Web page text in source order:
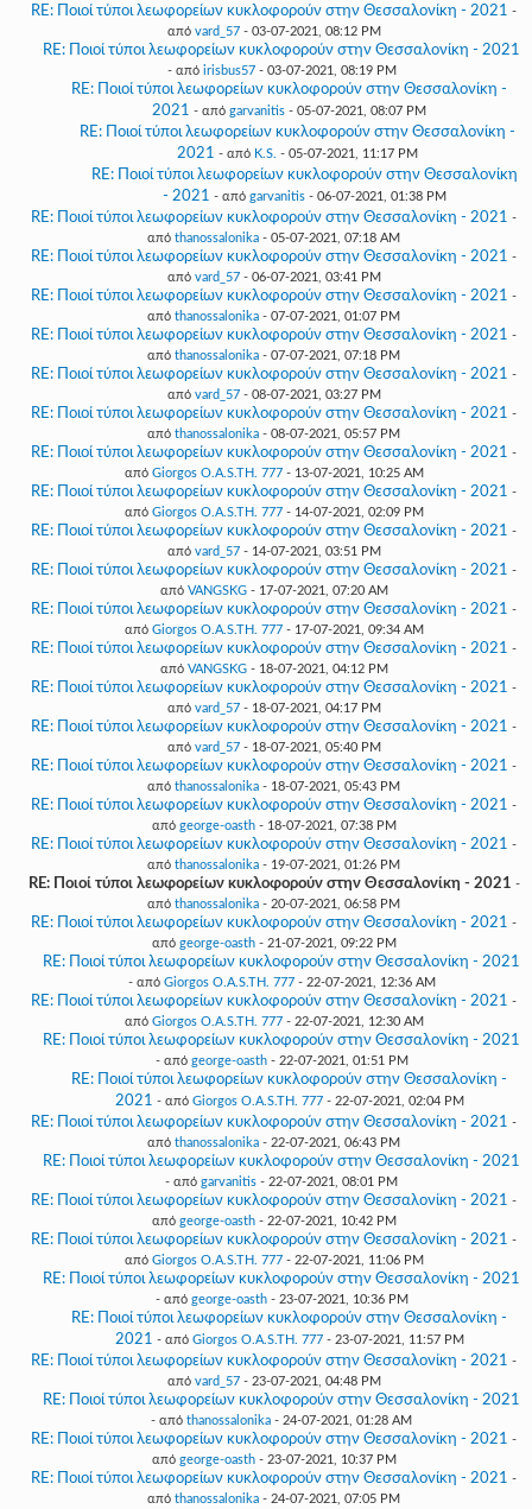
RE: Ποιοί τύποι λεωφορείων κυκλοφορούν στην Θεσσαλονίκη - 2021 -
από vard_57- 03-07-2021, 08:12 PM
RE: Ποιοί τύποι λεωφορείων κυκλοφορούν στην Θεσσαλονίκη - 2021
- από irisbus57- 03-07-2021, 08:19 PM
RE: Ποιοί τύποι λεωφορείων κυκλοφορούν στην Θεσσαλονίκη -
2021 - από garvanitis - 05-07-2021, 08:07 PM
RE: Ποιοί τύποι λεωφορείων κυκλοφορούν στην Θεσσαλονίκη -
2021 - από K.S. - 05-07-2021, 11:17 PM
RE: Ποιοί τύποι λεωφορείων κυκλοφορούν στην Θεσσαλονίκη
- 2021 - από garvanitis - 06-07-2021, 01:38 PM
RE: Ποιοί τύποι λεωφορείων κυκλοφορούν στην Θεσσαλονίκη - 2021 -
από thanossalonika - 05-07-2021, 07:18 AM
RE: Ποιοί τύποι λεωφορείων κυκλοφορούν στην Θεσσαλονίκη - 2021 -
από vard_57- 06-07-2021, 03:41 PM
RE: Ποιοί τύποι λεωφορείων κυκλοφορούν στην Θεσσαλονίκη - 2021 -
από thanossalonika - 07-07-2021, 01:07 PM
RE: Ποιοί τύποι λεωφορείων κυκλοφορούν στην Θεσσαλονίκη - 2021 -
από thanossalonika - 07-07-2021, 07:18 PM
RE: Ποιοί τύποι λεωφορείων κυκλοφορούν στην Θεσσαλονίκη - 2021 -
από vard_57- 08-07-2021, 03:27 PM
RE: Ποιοί τύποι λεωφορείων κυκλοφορούν στην Θεσσαλονίκη - 2021 -
από thanossalonika - 08-07-2021, 05:57 PM
RE: Ποιοί τύποι λεωφορείων κυκλοφορούν στην Θεσσαλονίκη - 2021 -
από Giorgos O.A.S.TH. 777- 13-07-2021, 10:25 AM
RE: Ποιοί τύποι λεωφορείων κυκλοφορούν στην Θεσσαλονίκη - 2021 -
από Giorgos O.A.S.TH. 777- 14-07-2021, 02:09 PM
RE: Ποιοί τύποι λεωφορείων κυκλοφορούν στην Θεσσαλονίκη - 2021 -
από vard_57- 14-07-2021, 03:51 PM
RE: Ποιοί τύποι λεωφορείων κυκλοφορούν στην Θεσσαλονίκη - 2021 -
από VANGSKG- 17-07-2021, 07:20 AM
RE: Ποιοί τύποι λεωφορείων κυκλοφορούν στην Θεσσαλονίκη - 2021 -
από Giorgos O.A.S.TH. 777- 17-07-2021, 09:34 AM
RE: Ποιοί τύποι λεωφορείων κυκλοφορούν στην Θεσσαλονίκη - 2021 -
από VANGSKG- 18-07-2021, 04:12 PM
RE: Ποιοί τύποι λεωφορείων κυκλοφορούν στην Θεσσαλονίκη - 2021 -
από vard_57- 18-07-2021, 04:17 PM
RE: Ποιοί τύποι λεωφορείων κυκλοφορούν στην Θεσσαλονίκη - 2021 -
από vard_57- 18-07-2021, 05:40 PM
RE: Ποιοί τύποι λεωφορείων κυκλοφορούν στην Θεσσαλονίκη - 2021 -
από thanossalonika - 18-07-2021, 05:43 PM
RE: Ποιοί τύποι λεωφορείων κυκλοφορούν στην Θεσσαλονίκη - 2021 -
από george-oasth- 18-07-2021, 07:38 PM
RE: Ποιοί τύποι λεωφορείων κυκλοφορούν στην Θεσσαλονίκη - 2021 -
από thanossalonika - 19-07-2021, 01:26 PM
RE: Ποιοί τύποι λεωφορείων κυκλοφορούν στην Θεσσαλονίκη - 2021 -
από thanossalonika - 20-07-2021, 06:58 PM
RE: Ποιοί τύποι λεωφορείων κυκλοφορούν στην Θεσσαλονίκη - 2021 -
από george-oasth- 21-07-2021, 09:22 PM
RE: Ποιοί τύποι λεωφορείων κυκλοφορούν στην Θεσσαλονίκη - 2021
- από Giorgos O.A.S.TH. 777- 22-07-2021, 12:36 AM
RE: Ποιοί τύποι λεωφορείων κυκλοφορούν στην Θεσσαλονίκη - 2021 -
από Giorgos O.A.S.TH. 777- 22-07-2021, 12:30 AM
RE: Ποιοί τύποι λεωφορείων κυκλοφορούν στην Θεσσαλονίκη - 2021
- από george-oasth- 22-07-2021, 01:51 PM
RE: Ποιοί τύποι λεωφορείων κυκλοφορούν στην Θεσσαλονίκη -
2021 - από Giorgos O.A.S.TH. 777- 22-07-2021, 02:04 PM
RE: Ποιοί τύποι λεωφορείων κυκλοφορούν στην Θεσσαλονίκη - 2021 -
από thanossalonika - 22-07-2021, 06:43 PM
RE: Ποιοί τύποι λεωφορείων κυκλοφορούν στην Θεσσαλονίκη - 2021
- από garvanitis - 22-07-2021, 08:01 PM
RE: Ποιοί τύποι λεωφορείων κυκλοφορούν στην Θεσσαλονίκη - 2021 -
από george-oasth- 22-07-2021, 10:42 PM
RE: Ποιοί τύποι λεωφορείων κυκλοφορούν στην Θεσσαλονίκη - 2021 -
από Giorgos O.A.S.TH. 777- 22-07-2021, 11:06 PM
RE: Ποιοί τύποι λεωφορείων κυκλοφορούν στην Θεσσαλονίκη - 2021
- από george-oasth- 23-07-2021, 10:36 PM
RE: Ποιοί τύποι λεωφορείων κυκλοφορούν στην Θεσσαλονίκη -
2021 - από Giorgos O.A.S.TH. 777- 23-07-2021, 11:57 PM
RE: Ποιοί τύποι λεωφορείων κυκλοφορούν στην Θεσσαλονίκη - 2021 -
από vard_57- 23-07-2021, 04:48 PM
RE: Ποιοί τύποι λεωφορείων κυκλοφορούν στην Θεσσαλονίκη - 2021
- από thanossalonika - 24-07-2021, 01:28 AM
RE: Ποιοί τύποι λεωφορείων κυκλοφορούν στην Θεσσαλονίκη - 2021 -
από george-oasth- 23-07-2021, 10:37 PM
RE: Ποιοί τύποι λεωφορείων κυκλοφορούν στην Θεσσαλονίκη - 2021 -
από thanossalonika - 24-07-2021, 07:05 PM